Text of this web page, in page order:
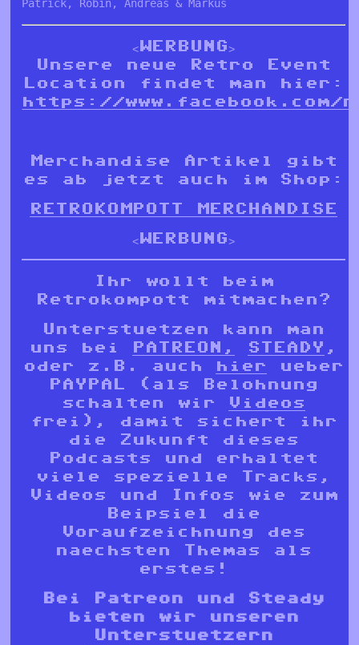
Patrick, Robin, Andreas & Markus
<WERBUNG>
Unsere neue Retro Event
Location findet man hier:
https://
Merchandise Artikel gibt
es ab jetzt auch im Shop:
RETROKOMPOTT MERCHANDISE
<WERBUNG>
Ihr wollt beim
Retrokompott mitmachen?
Unterstuetzen kann man
uns bei
PATREON, STEADY ,
oder z.B. auch
hier
ueber
PAYPAL (als Belohnung
schalten wir
Videos
frei), damit sichert ihr
die Zukunft dieses
Podcasts und erhaltet
viele spezielle Tracks,
Videos und Infos wie zum
Beipsiel die
Voraufzeichnung des
naechsten Themas als
erstes!
Bei Patreon und Steady
bieten wir unseren
Unterstuetzern